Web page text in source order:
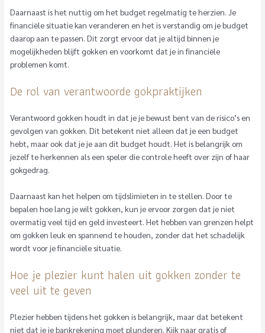
Daarnaast is het nuttig om het budget regelmatig te herzien. Je
financiële situatie kan veranderen en het is verstandig om je budget
daarop aan te passen. Dit zorgt ervoor dat je altijd binnen je
mogelijkheden blijft gokken en voorkomt dat je in financiële
problemen komt.
De rol van verantwoorde gokpraktijken
Verantwoord gokken houdt in dat je je bewust bent van de risico’s en
gevolgen van gokken. Dit betekent niet alleen dat je een budget
hebt, maar ook dat je je aan dit budget houdt. Het is belangrijk om
jezelf te herkennen als een speler die controle heeft over zijn of haar
gokgedrag.
Daarnaast kan het helpen om tijdslimieten in te stellen. Door te
bepalen hoe lang je wilt gokken, kun je ervoor zorgen dat je niet
overmatig veel tijd en geld investeert. Het hebben van grenzen helpt
om gokken leuk en spannend te houden, zonder dat het schadelijk
wordt voor je financiële situatie.
Hoe je plezier kunt halen uit gokken zonder te
veel uit te geven
Plezier hebben tijdens het gokken is belangrijk, maar dat betekent
niet dat je je bankrekening moet plunderen. Kijk naar gratis of